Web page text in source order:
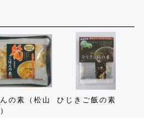
の素（松山
ひじきご飯の素